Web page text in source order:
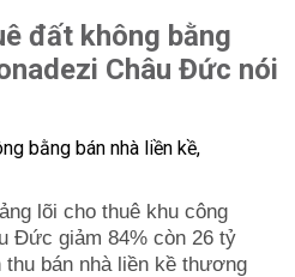
đất không bằng
Châu Đức nói
lõi cho thuê khu công
Đức giảm 84% còn 26 tỷ
thu bán nhà liền kề thương